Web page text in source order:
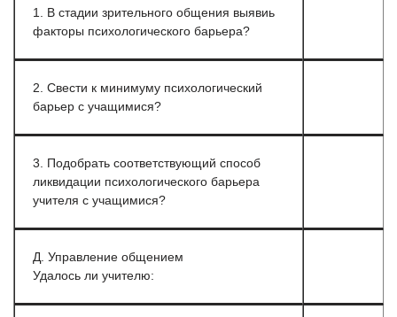
1. В стадии зрительного общения выявиь
факторы психологического барьера?
2. Свести к минимуму психологический
барьер с учащимися?
3. Подобрать соответствующий способ
ликвидации психологического барьера
учителя с учащимися?
Д. Управление общением
Удалось ли учителю: